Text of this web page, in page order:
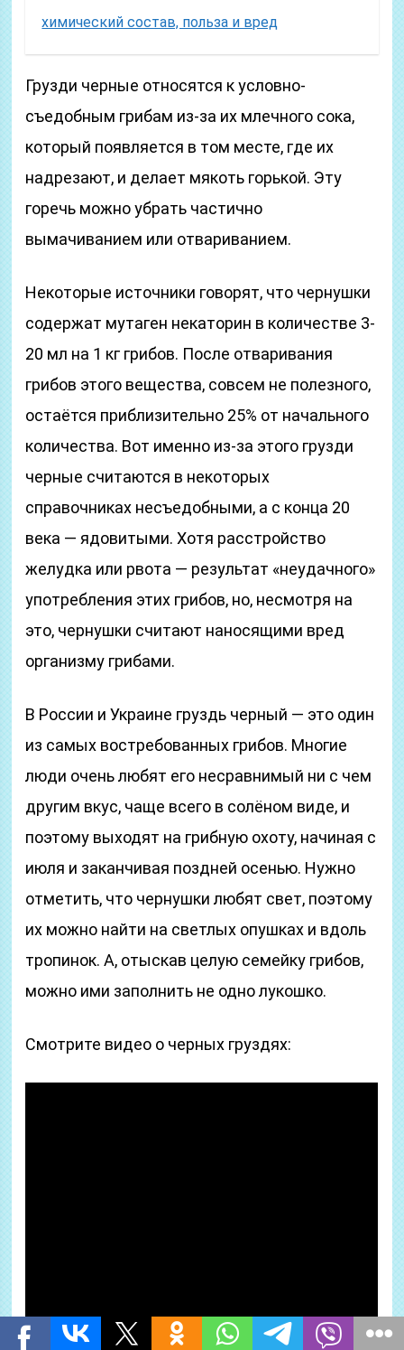
химический состав, польза и вред
Грузди черные относятся к условно-
съедобным грибам из-за их млечного сока,
который появляется в том месте, где их
надрезают, и делает мякоть горькой. Эту
горечь можно убрать частично
вымачиванием или отвариванием.
Некоторые источники говорят, что чернушки
содержат мутаген некаторин в количестве 3-
20 мл на 1 кг грибов. После отваривания
грибов этого вещества, совсем не полезного,
остаётся приблизительно 25% от начального
количества. Вот именно из-за этого грузди
черные считаются в некоторых
справочниках несъедобными, а с конца 20
века — ядовитыми. Хотя расстройство
желудка или рвота — результат «неудачного»
употребления этих грибов, но, несмотря на
это, чернушки считают наносящими вред
организму грибами.
В России и Украине груздь черный — это один
из самых востребованных грибов. Многие
люди очень любят его несравнимый ни с чем
другим вкус, чаще всего в солёном виде, и
поэтому выходят на грибную охоту, начиная с
июля и заканчивая поздней осенью. Нужно
отметить, что чернушки любят свет, поэтому
их можно найти на светлых опушках и вдоль
тропинок. А, отыскав целую семейку грибов,
можно ими заполнить не одно лукошко.
Смотрите видео о черных груздях: